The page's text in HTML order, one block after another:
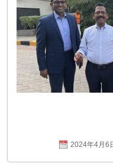
2024年4月6